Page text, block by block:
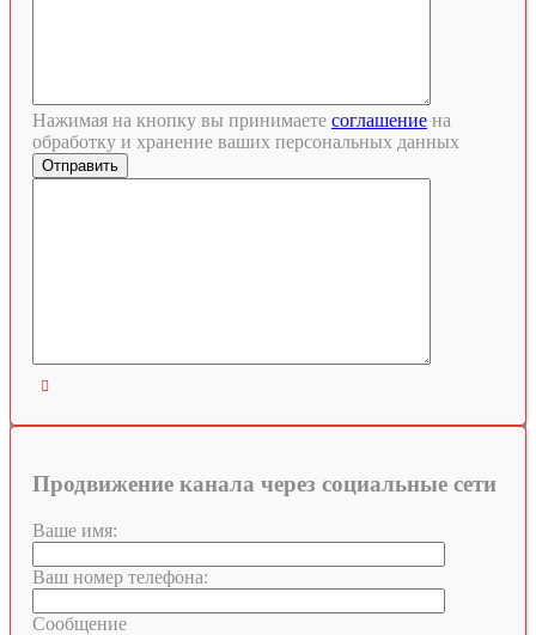
Нажимая на кнопку вы принимаете соглашение на
обработку и хранение ваших персональных данных

Продвижение канала через социальные сети
Ваше имя:
Ваш номер телефона:
Сообщение